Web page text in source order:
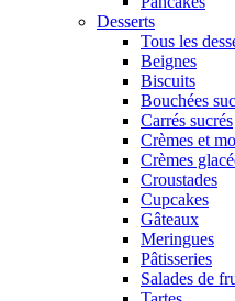
Desserts
Tous les
Beignes
Biscuits
Bouchées
Carrés sucrés
Crèmes et
Crèmes
Croustades
Cupcakes
Gâteaux
Meringues
Pâtisseries
Salades de